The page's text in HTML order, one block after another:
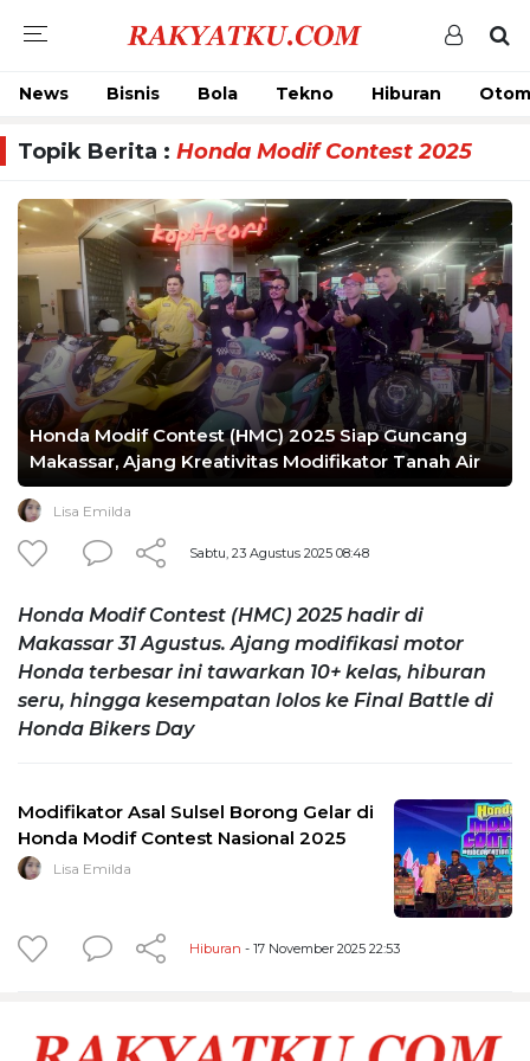
News Bisnis Bola Tekno Hiburan
Topik Berita : Honda Modif Contest 2025
Honda Modif Contest (HMC) 2025 Siap Guncang
Makassar, Ajang Kreativitas Modifikator Tanah Air
Lisa Emilda
Sabtu, 23 Agustus 2025 08:48
Honda Modif Contest (HMC) 2025 hadir di
Makassar 31 Agustus. Ajang modifikasi motor
Honda terbesar ini tawarkan 10+ kelas, hiburan
seru, hingga kesempatan lolos ke Final Battle di
Honda Bikers Day
Modifikator Asal Sulsel Borong Gelar di
Honda Modif Contest Nasional 2025
Lisa Emilda
Hiburan - 17 November 2025 22:53